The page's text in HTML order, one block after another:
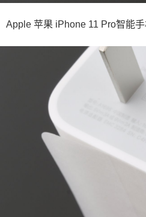
Apple 苹果 iPhone 11 Pro智能